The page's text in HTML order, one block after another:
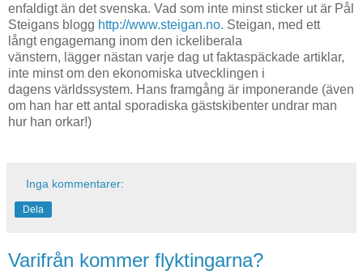
enfaldigt än det svenska. Vad som inte minst sticker ut är Pål
Steigans blogg http://www.steigan.no. Steigan, med ett
långt engagemang inom den ickeliberala
vänstern, lägger nästan varje dag ut faktaspäckade artiklar,
inte minst om den ekonomiska utvecklingen i
dagens världssystem. Hans framgång är imponerande (även
om han har ett antal sporadiska gästskibenter undrar man
hur han orkar!)
Inga kommentarer:
Dela
Varifrån kommer flyktingarna?